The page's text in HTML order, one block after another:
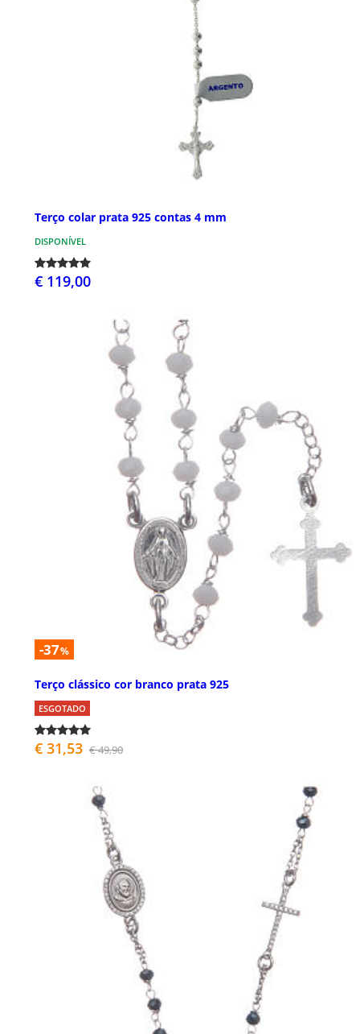
Terço colar prata 925 contas 4 mm
DISPONÍVEL
€ 119,00
-37%
Terço clássico cor branco prata 925
ESGOTADO
€ 31,53 € 49,90